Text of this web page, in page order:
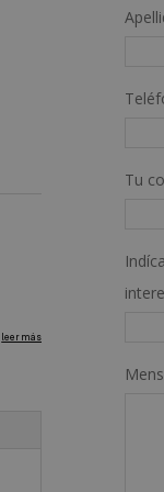
Tu